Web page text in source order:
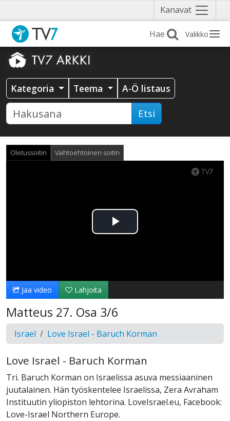
Kanavat Näytä
valikko
Valikko
Kategoria Teema A-Ö listaus
Etsi
Oletussoitin Vaihtoehtoinen soitin
Toista
Jaa video Lahjoita
Matteus 27. Osa 3/6
Israel Love Israel - Baruch Korman
Love Israel - Baruch Korman
Tri. Baruch Korman on Israelissa asuva messiaaninen
juutalainen. Hän työskentelee Israelissa, Zera Avraham
Instituutin yliopiston lehtorina. LoveIsrael.eu, Facebook:
Love-Israel Northern Europe.